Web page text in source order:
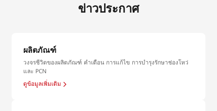
ข่าวประกาศ
ผลิตภัณฑ์
วงจรชีวิตของผลิตภัณฑ์ คำเตือน การแก้ไข การบำรุงรักษาช่องโหว่
และ PCN
ดูข้อมูลเพิ่มเติม